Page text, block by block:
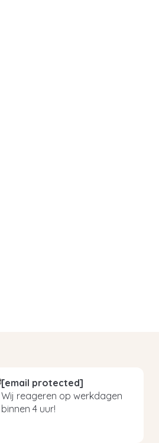
[email protected]
Wij reageren op werkdagen
binnen 4 uur!